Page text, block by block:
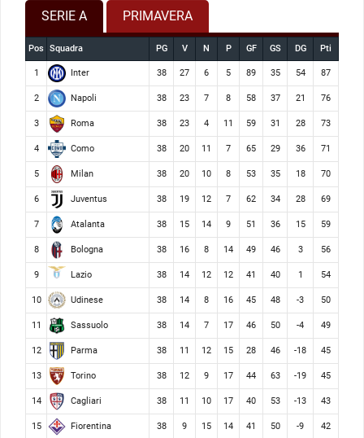
SERIE A PRIMAVERA
Pos Squadra PG V N P GF GS DG Pti
1 Inter 38 27 6 5 89 35 54 87
2 Napoli 38 23 7 8 58 37 21 76
3 Roma 38 23 4 11 59 31 28 73
4 Como 38 20 11 7 65 29 36 71
5 Milan 38 20 10 8 53 35 18 70
6 Juventus 38 19 12 7 62 34 28 69
7 Atalanta 38 15 14 9 51 36 15 59
8 Bologna 38 16 8 14 49 46 3 56
9 Lazio 38 14 12 12 41 40 1 54
10 Udinese 38 14 8 16 45 48 -3 50
11 Sassuolo 38 14 7 17 46 50 -4 49
12 Parma 38 11 12 15 28 46 -18 45
13 Torino 38 12 9 17 44 63 -19 45
14 Cagliari 38 11 10 17 40 53 -13 43
15 Fiorentina 38 9 15 14 41 50 -9 42